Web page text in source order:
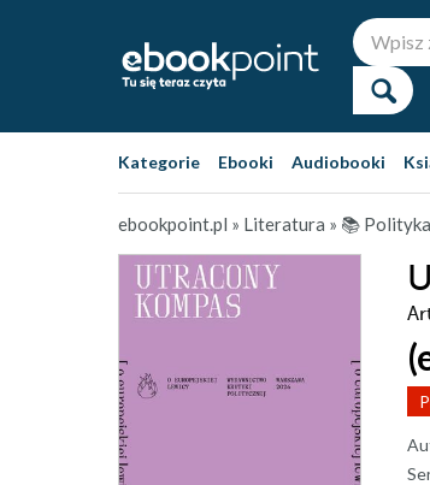
Kategorie Ebooki Audiobooki
ebookpoint.pl » Literatura » 📚 Polityka